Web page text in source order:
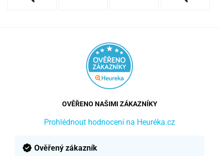
OVĚŘENO NAŠIMI ZÁKAZNÍKY
Prohlédnout hodnocení na Heuréka.cz
Ověřený zákazník